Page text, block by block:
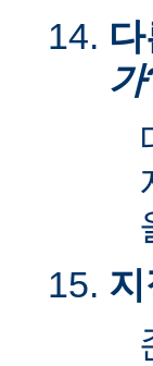
가